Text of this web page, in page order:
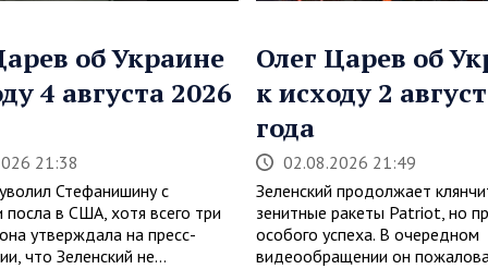
об Украине
4 августа 2026
21:38
Стефанишину с
в США, хотя всего три
утверждала на пресс-
что Зеленский не…
Олег Царев об
к исходу 2
года
02.08.2026 21:49
Зеленский продолжает
зенитные ракеты Patriot, но
особого успеха. В очередном
видеообращении он